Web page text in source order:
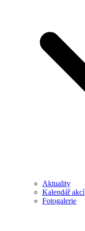
Aktuality
Kalendář akcí
Fotogalerie